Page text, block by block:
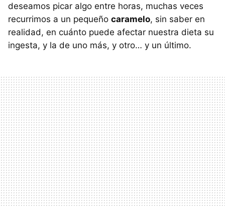
deseamos picar algo entre horas, muchas veces
recurrimos a un pequeño caramelo, sin saber en
realidad, en cuánto puede afectar nuestra dieta su
ingesta, y la de uno más, y otro… y un último.